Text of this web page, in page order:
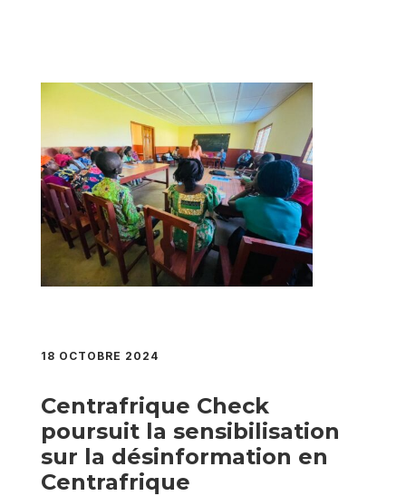
18 OCTOBRE 2024
Centrafrique Check
poursuit la sensibilisation
sur la désinformation en
Centrafrique